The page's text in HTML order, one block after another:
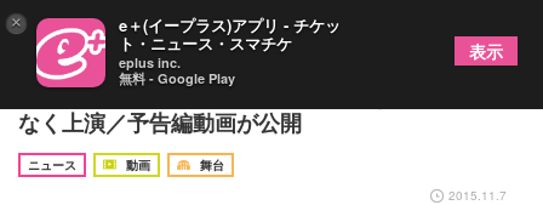
青年座の【財産演目】舞台「からゆきさん」がまも
なく上演／予告編動画が公開
ニュース 動画
舞台
2015.11.7
× e＋(イープラス)アプリ - チケッ
ト・ニュース・スマチケ
eplus inc.
無料 - Google Play
表示